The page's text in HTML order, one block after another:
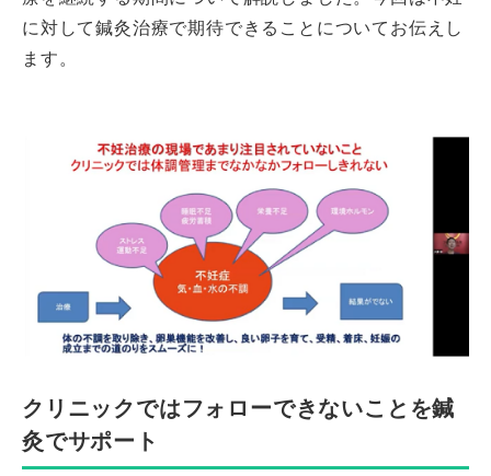
に対して鍼灸治療で期待できることについてお伝えし
ます。
クリニックではフォローできないことを鍼
灸でサポート